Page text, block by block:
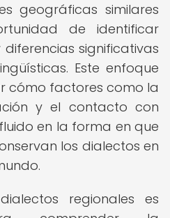
geográficas similares
de identificar
significativas
Este enfoque
cómo factores como la
y el contacto con
en la forma en que
los dialectos en
regionales es